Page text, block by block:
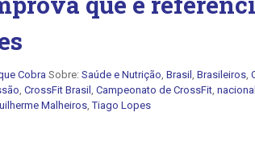
Cobra Sobre: Saúde e Nutrição, Brasil , Brasileiros,
, CrossFit Brasil , Campeonato de CrossFit, nacional
Malheiros,Tiago Lopes